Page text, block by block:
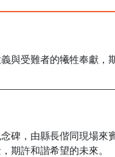
與受難者的犧牲奉獻，
碑，由縣長偕同現場來
期許和諧希望的未來。